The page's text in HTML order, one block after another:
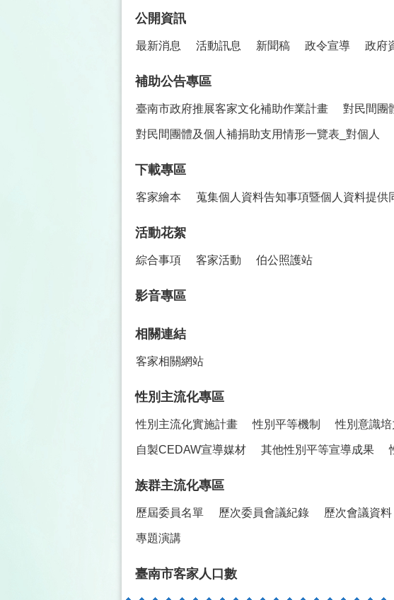
公開資訊
最新消息 活動訊息 新聞稿 政令宣導 政府
補助公告專區
臺南市政府推展客家文化補助作業計畫 對民間團
對民間團體及個人補捐助支用情形一覽表_對個人
下載專區
客家繪本 蒐集個人資料告知事項暨個人資料提供
活動花絮
綜合事項 客家活動 伯公照護站
影音專區
相關連結
客家相關網站
性別主流化專區
性別主流化實施計畫 性別平等機制 性別意識
自製CEDAW宣導媒材 其他性別平等宣導成果
族群主流化專區
歷屆委員名單 歷次委員會議紀錄 歷次會議資料
專題演講
臺南市客家人口數